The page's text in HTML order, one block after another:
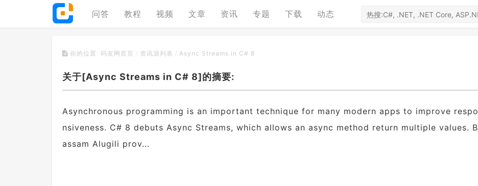
问答 教程 视频 文章 资讯 专题 下载 动态
你的位置: 码友网首页 / 资讯源列表 / Async Streams in C# 8
关于[Async Streams in C# 8]的摘要:
Asynchronous programming is an important technique for many modern apps to improve respo
nsiveness. C# 8 debuts Async Streams, which allows an async method return multiple values. B
assam Alugili prov...